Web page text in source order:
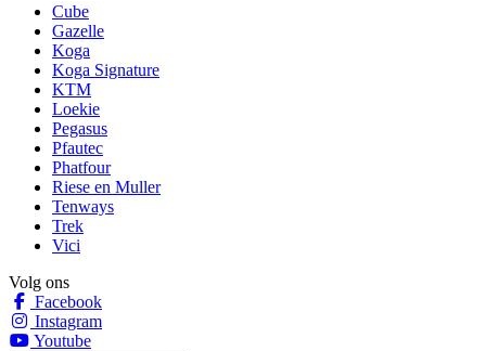
Cube
Gazelle
Koga
Koga Signature
KTM
Loekie
Pegasus
Pfautec
Phatfour
Riese en Muller
Tenways
Trek
Vici
Volg ons
Facebook
Instagram
Youtube